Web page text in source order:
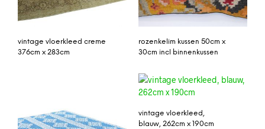
vintage vloerkleed creme
376cm x 283cm
rozenkelim kussen 50cm x
30cm incl binnenkussen
vintage vloerkleed,
blauw, 262cm x 190cm